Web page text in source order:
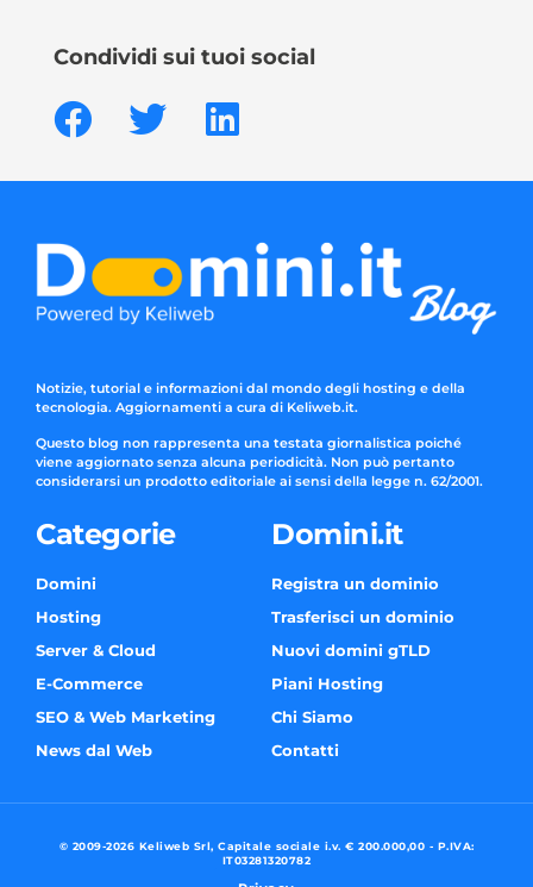
Condividi sui tuoi social
Notizie, tutorial e informazioni dal mondo degli hosting e della
tecnologia. Aggiornamenti a cura di Keliweb.it.
Questo blog non rappresenta una testata giornalistica poiché
viene aggiornato senza alcuna periodicità. Non può pertanto
considerarsi un prodotto editoriale ai sensi della legge n. 62/2001.
Categorie
Domini
Hosting
Server & Cloud
E-Commerce
SEO & Web Marketing
News dal Web
Domini.it
Registra un dominio
Trasferisci un dominio
Nuovi domini gTLD
Piani Hosting
Chi Siamo
Contatti
© 2009-2026 Keliweb Srl, Capitale sociale i.v. € 200.000,00 - P.IVA:
IT03281320782